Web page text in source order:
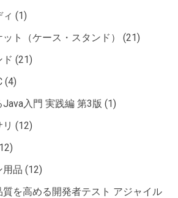
(1)
ト（ケース・スタンド）
(21)
ド (21)
(4)
入門 実践編 第3版 (1)
(12)
用品 (12)
質を高める開発者テスト アジャイル